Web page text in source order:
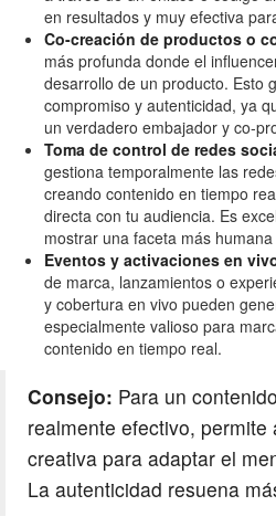
en resultados y muy efectiva
Co-creación de productos o
más profunda donde el
desarrollo de un producto. Esto
compromiso y autenticidad, ya
un verdadero embajador y co-
Toma de control de redes
gestiona temporalmente las
creando contenido en tiempo
directa con tu audiencia. Es
mostrar una faceta más
Eventos y activaciones en
de marca, lanzamientos o
y cobertura en vivo pueden
especialmente valioso para
contenido en tiempo real.
Consejo: Para un
realmente efectivo,
creativa para adaptar el
La autenticidad resuena